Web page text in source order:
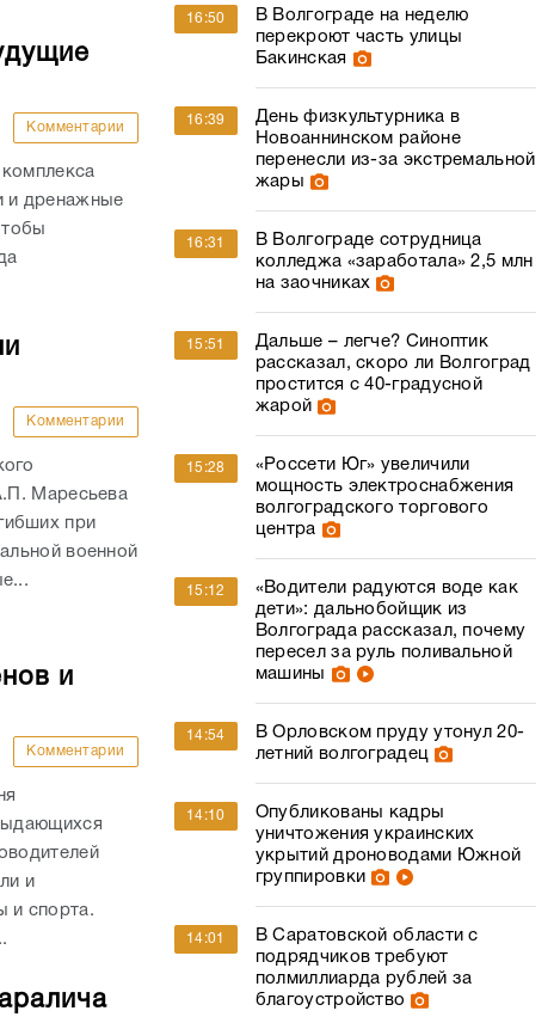
Комментарии
и дренажные
Комментарии
Маресьева
при
военной
и
Комментарии
и
и спорта.
16:50
В Волгограде на неделю
перекроют часть улицы
Бакинская
16:39
День физкультурника в
Новоаннинском районе
перенесли из-за экстремальной
жары
16:31
В Волгограде сотрудница
колледжа «заработала» 2,5 млн
на заочниках
15:51
Дальше – легче? Синоптик
рассказал, скоро ли Волгоград
простится с 40-градусной
жарой
15:28
«Россети Юг» увеличили
мощность электроснабжения
волгоградского торгового
центра
15:12
«Водители радуются воде как
дети»: дальнобойщик из
Волгограда рассказал, почему
пересел за руль поливальной
машины
14:54
В Орловском пруду утонул 20-
летний волгоградец
14:10
Опубликованы кадры
уничтожения украинских
укрытий дроноводами Южной
группировки
14:01
В Саратовской области с
подрядчиков требуют
полмиллиарда рублей за
благоустройство